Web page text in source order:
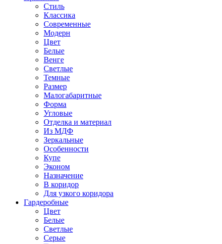
Стиль
Классика
Современные
Модерн
Цвет
Белые
Венге
Светлые
Темные
Размер
Малогабаритные
Форма
Угловые
Отделка и материал
Из МДФ
Зеркальные
Особенности
Купе
Эконом
Назначение
В коридор
Для узкого коридора
Гардеробные
Цвет
Белые
Светлые
Серые